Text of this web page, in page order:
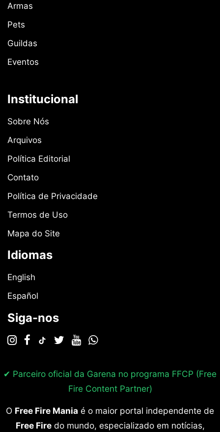
Armas
Pets
Guildas
Eventos
Institucional
Sobre Nós
Arquivos
Política Editorial
Contato
Política de Privacidade
Termos de Uso
Mapa do Site
Idiomas
English
Español
Siga-nos
✔ Parceiro oficial da Garena no programa FFCP (Free
Fire Content Partner)
O Free Fire Mania é o maior portal independente de
Free Firedo mundo, especializado em notícias,